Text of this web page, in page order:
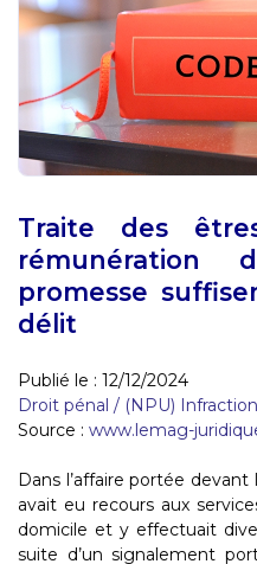
Traite des
rémunération
promesse
délit
Publié le : 12/12/2024
Droit pénal / (NPU) Infraction
Source : www.lemag-
Dans l’affaire portée
avait eu recours aux
domicile et y effectuait
suite d’un signalement